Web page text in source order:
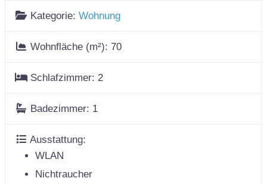
Kategorie:Wohnung
Wohnfläche (m²):70
Schlafzimmer: 2
Badezimmer: 1
Ausstattung:
WLAN
Nichtraucher